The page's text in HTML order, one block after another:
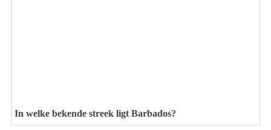
In welke bekende streek ligt Barbados?